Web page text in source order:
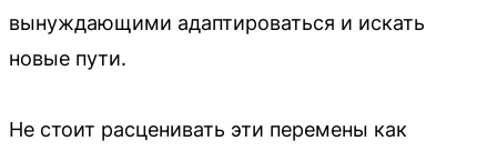
вынуждающими адаптироваться и искать
новые пути.
Не стоит расценивать эти перемены как